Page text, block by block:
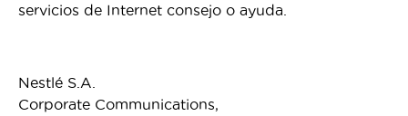
servicios de Internet consejo o ayuda.
Nestlé S.A.
Corporate Communications,